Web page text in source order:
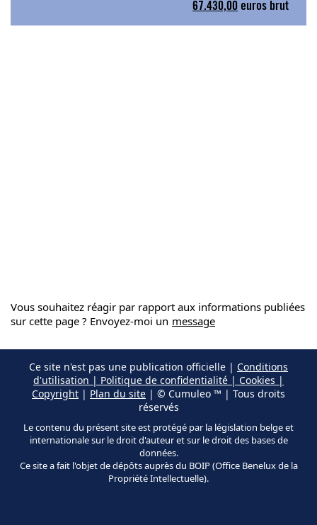
67.430,00 euros brut
Vous souhaitez réagir par rapport aux informations publiées
sur cette page ? Envoyez-moi un message
Ce site n'est pas une publication officielle | Conditions
d'utilisation | Politique de confidentialité | Cookies |
Copyright | Plan du site | © Cumuleo ™ | Tous droits
réservés
Le contenu du présent site est protégé par la législation belge et
internationale sur le droit d'auteur et sur le droit des bases de
données.
Ce site a fait l'objet de dépôts auprès du BOIP (Office Benelux de la
Propriété Intellectuelle).